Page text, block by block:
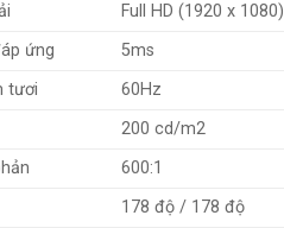
Full HD (1920 x 1080)
ứng
5ms
tươi
60Hz
200 cd/m2
600:1
178 độ / 178 độ